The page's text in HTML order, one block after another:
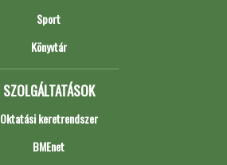
Sport
Könyvtár
SZOLGÁLTATÁSOK
Oktatási keretrendszer
BMEnet